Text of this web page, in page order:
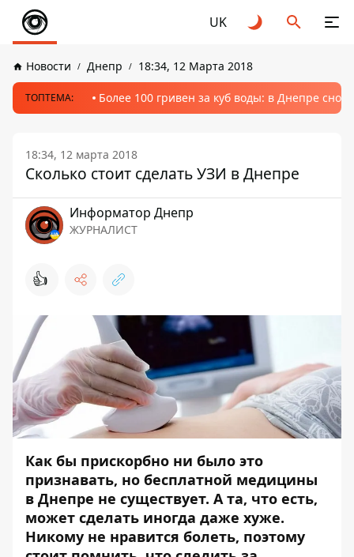
UK
Новости Днепр 18:34, 12 Марта 2018
ТОПТЕМА: Более 100 гривен за куб воды: в Днепре
18:34, 12 марта 2018
Сколько стоит сделать УЗИ в Днепре
Информатор Днепр
ЖУРНАЛИСТ
👍
Как бы прискорбно ни было это
признавать, но бесплатной медицины
в Днепре не существует. А та, что есть,
может сделать иногда даже хуже.
Никому не нравится болеть, поэтому